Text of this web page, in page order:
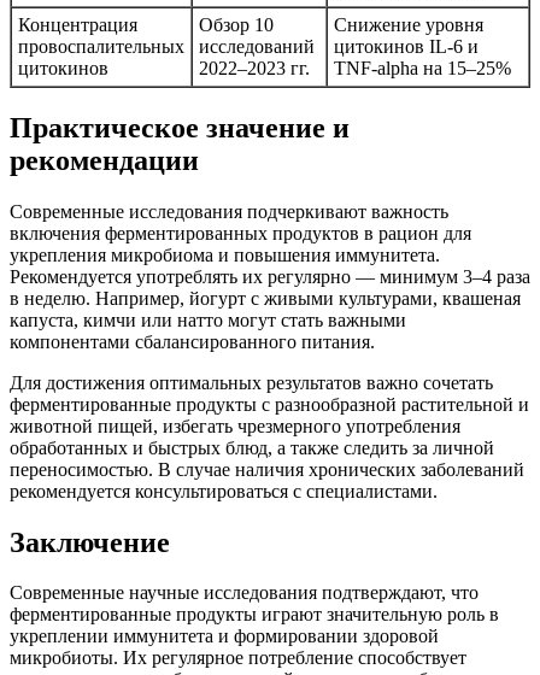
Концентрация
провоспалительных
цитокинов
Обзор 10
исследований
2022–2023 гг.
Снижение уровня
цитокинов IL-6 и
TNF-alpha на 15–25%
Практическое значение и
рекомендации
Современные исследования подчеркивают важность
включения ферментированных продуктов в рацион для
укрепления микробиома и повышения иммунитета.
Рекомендуется употреблять их регулярно — минимум 3–4 раза
в неделю. Например, йогурт с живыми культурами, квашеная
капуста, кимчи или натто могут стать важными
компонентами сбалансированного питания.
Для достижения оптимальных результатов важно сочетать
ферментированные продукты с разнообразной растительной и
животной пищей, избегать чрезмерного употребления
обработанных и быстрых блюд, а также следить за личной
переносимостью. В случае наличия хронических заболеваний
рекомендуется консультироваться с специалистами.
Заключение
Современные научные исследования подтверждают, что
ферментированные продукты играют значительную роль в
укреплении иммунитета и формировании здоровой
микробиоты. Их регулярное потребление способствует